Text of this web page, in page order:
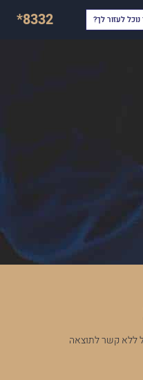
לעזור לך? *8332
בוועדות ערעורים רופאיים,
רבה רבה! כל היחס שלך ממש…